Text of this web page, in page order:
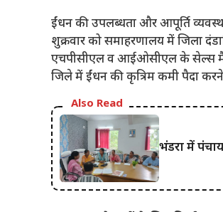
ईंधन की उपलब्धता और आपूर्ति
शुक्रवार को समाहरणालय में जिला
एचपीसीएल व आईओसीएल के सेल्स
जिले में ईंधन की कृत्रिम कमी पैदा
Also Read
भंडरा में